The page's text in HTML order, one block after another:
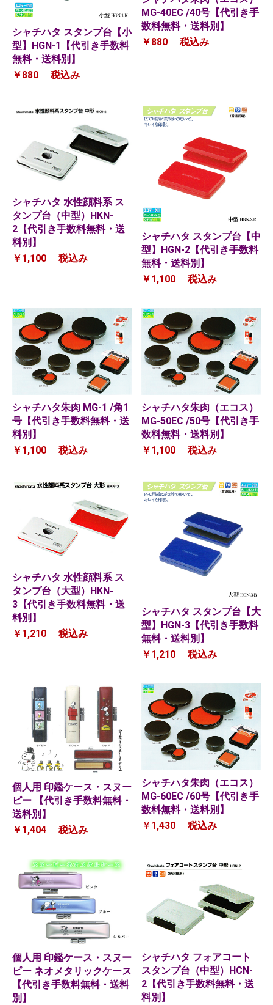
シャチハタ スタンプ台【小
型】HGN-1【代引き手数料
無料・送料別】
￥880
税込み
MG-40EC /40号【代引き手
数料無料・送料別】
￥880
税込み
シャチハタ 水性顔料系 ス
タンプ台（中型）HKN-
2【代引き手数料無料・送
料別】
￥1,100
税込み
シャチハタ スタンプ台【中
型】HGN-2【代引き手数料
無料・送料別】
￥1,100
税込み
シャチハタ朱肉 MG-1 /角1
号【代引き手数料無料・送
料別】
￥1,100
税込み
シャチハタ朱肉（エコス）
MG-50EC /50号【代引き手
数料無料・送料別】
￥1,100
税込み
シャチハタ 水性顔料系 ス
タンプ台（大型）HKN-
3【代引き手数料無料・送
料別】
￥1,210
税込み
シャチハタ スタンプ台【大
型】HGN-3【代引き手数料
無料・送料別】
￥1,210
税込み
個人用 印鑑ケース・スヌー
ピー 【代引き手数料無料・
送料別】
￥1,404
税込み
シャチハタ朱肉（エコス）
MG-60EC /60号【代引き手
数料無料・送料別】
￥1,430
税込み
個人用 印鑑ケース・スヌー
ピー ネオメタリックケース
【代引き手数料無料・送料
別】
シャチハタ フォアコート
スタンプ台（中型）HCN-
2【代引き手数料無料・送
料別】